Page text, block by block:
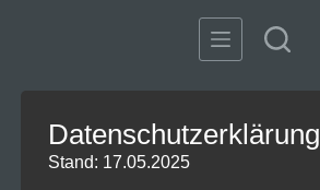
Datenschutzerklärung
Stand: 17.05.2025